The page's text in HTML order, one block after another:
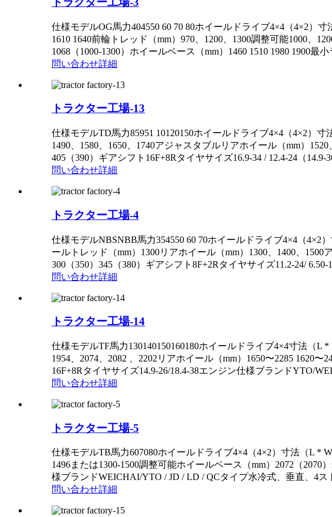
仕様モデルOG馬力404550 60 70 80ホイールドライブ4×4（4×2）寸
1610 1640前輪トレッド（mm）970、1200、1300調整可能1000、
1068（1000-1300）ホイールベース（mm）1460 1510 1980 1900最
問い合わせ詳細
トラクター工場-13
仕様モデルTD馬力85951 10120150ホイールドライブ4×4（4×2）寸
1490、1580、1650、1740アジャスタブルリアホイール（mm）
405（390）ギアシフト16F+8Rタイヤサイズ16.9-34 / 12.4-24（
問い合わせ詳細
トラクター工場-4
仕様モデルNBSNBB馬力354550 60 70ホイールドライブ4×4（4×2
ールトレッド（mm）1300リアホイール（mm）1300、1400、
300（350）345（380）ギアシフト8F+2Rタイヤサイズ11.2-24/
問い合わせ詳細
トラクター工場-14
仕様モデルTF馬力130140150160180ホイールドライブ4×4寸法（L
1954、2074、2082 、2202リアホイール（mm）1650〜2285 1620
16F+8Rタイヤサイズ14.9-26/18.4-38エンジン仕様ブランドYTO/
問い合わせ詳細
トラクター工場-5
仕様モデルTB馬力607080ホイールドライブ4×4（4×2）寸法（L *
1496または1300-1500調整可能ホイールベース（mm）2072（
様ブランドWEICHAI/YTO / JD / LD / QCタイプ水冷式、垂直、4ス
問い合わせ詳細